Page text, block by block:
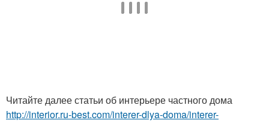
Читайте далее статьи об интерьере частного дома
http://interior.ru-best.com/interer-dlya-doma/interer-